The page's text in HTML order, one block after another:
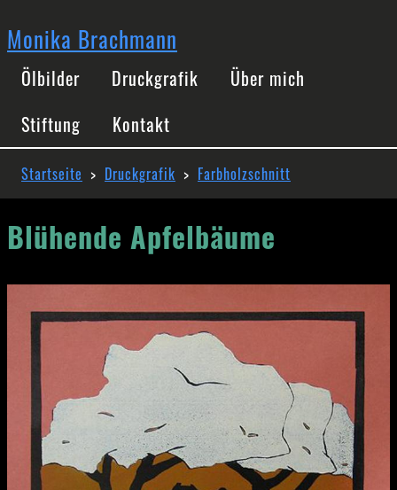
zum
Inhalt
Monika Brachmann
Hauptnavigation
Ölbilder Druckgrafik
Über mich
Stiftung
Kontakt
Startseite Druckgrafik Farbholzschnitt
Blühende Apfelbäume